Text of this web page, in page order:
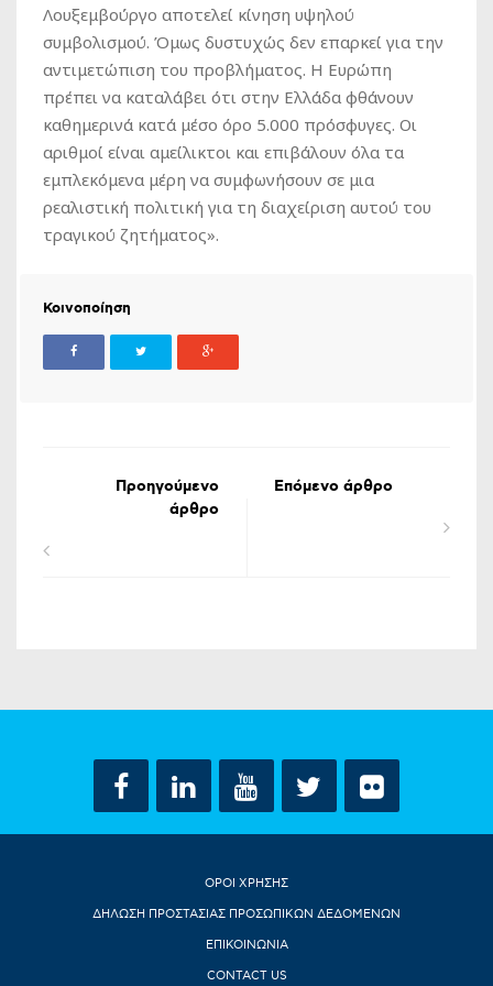
Λουξεμβούργο αποτελεί κίνηση υψηλού
συμβολισμού. Όμως δυστυχώς δεν επαρκεί για την
αντιμετώπιση του προβλήματος. Η Ευρώπη
πρέπει να καταλάβει ότι στην Ελλάδα φθάνουν
καθημερινά κατά μέσο όρο 5.000 πρόσφυγες. Οι
αριθμοί είναι αμείλικτοι και επιβάλουν όλα τα
εμπλεκόμενα μέρη να συμφωνήσουν σε μια
ρεαλιστική πολιτική για τη διαχείριση αυτού του
τραγικού ζητήματος».
Κοινοποίηση
Προηγούμενο
άρθρο
Επόμενο άρθρο
ΟΡΟΙ ΧΡΗΣΗΣ
ΔΗΛΩΣΗ ΠΡΟΣΤΑΣΙΑΣ ΠΡΟΣΩΠΙΚΩΝ ΔΕΔΟΜΕΝΩΝ
ΕΠΙΚΟΙΝΩΝΙΑ
CONTACT US